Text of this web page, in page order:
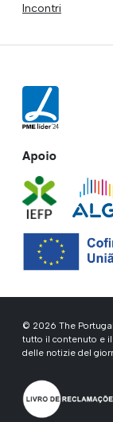
Incontri
Apoio
© 2026 The
tutto il contenuto e il
delle notizie del